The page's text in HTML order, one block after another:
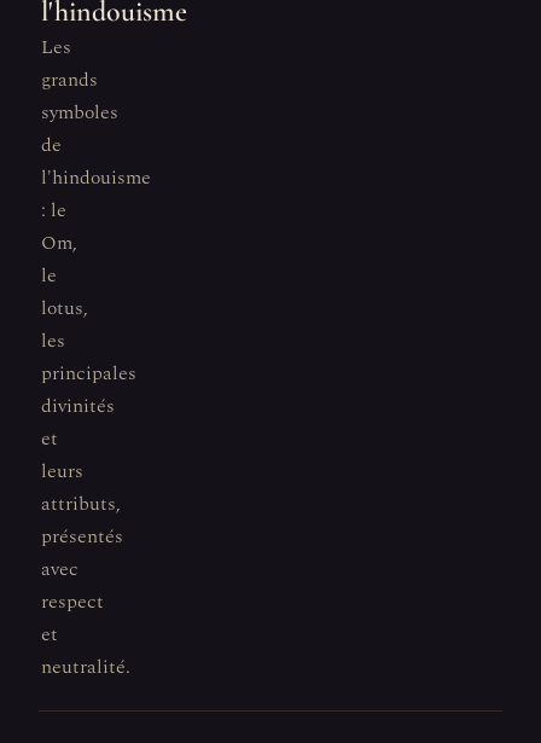
l'hindouisme
Les
grands
symboles
de
l'hindouisme
: le
Om,
le
lotus,
les
principales
divinités
et
leurs
attributs,
présentés
avec
respect
et
neutralité.